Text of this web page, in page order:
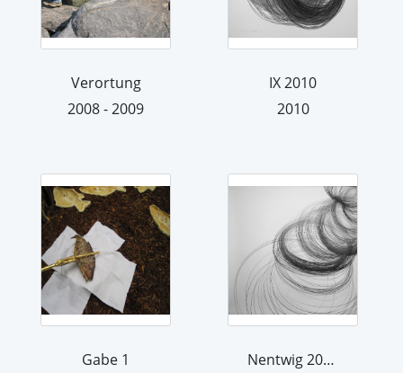
Verortung
2008 - 2009
IX 2010
2010
Gabe 1
Nentwig 2012